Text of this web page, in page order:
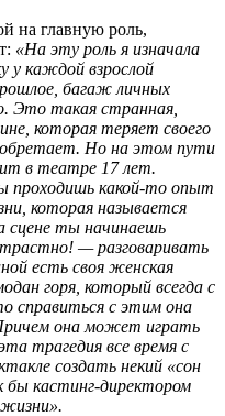
на главную роль,
«На эту роль я изначала
у каждой взрослой
багаж личных
Это такая странная,
которая теряет своего
обретает. Но на этом пути
в театре 17 лет.
проходишь какой-то опыт
которая называется
ты начинаешь
— разговаривать
есть своя женская
горя, который всегда с
справиться с этим она
она может играть
трагедия все время с
создать некий «сон
бы кастинг-директором